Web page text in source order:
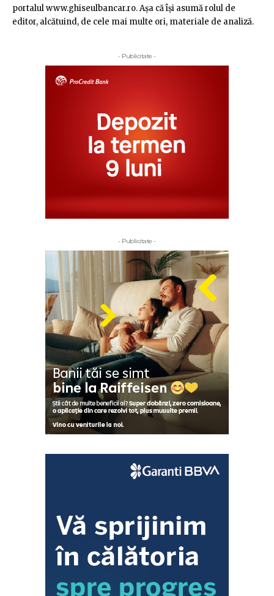
portalul www.ghiseulbancar.ro. Așa că îşi asumă rolul de
editor, alcătuind, de cele mai multe ori, materiale de analiză.
- Publicitate -
- Publicitate -